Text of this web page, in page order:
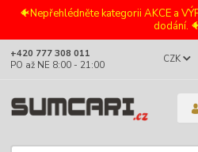
🐠Nepřehlédněte kategorii AKCE a
dodání.
CZK
+420 777 308 011
PO až NE 8:00 - 21:00